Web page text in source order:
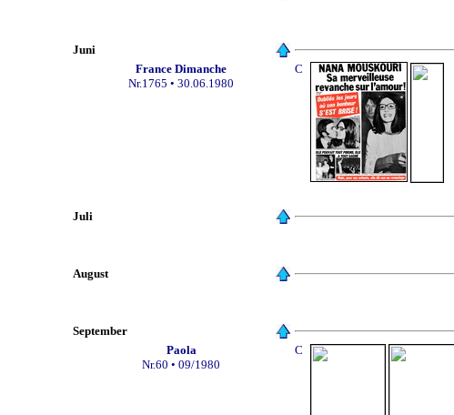
Juni
France Dimanche
Nr.1765 • 30.06.1980
C
Juli
August
September
Paola
Nr.60 • 09/1980
C